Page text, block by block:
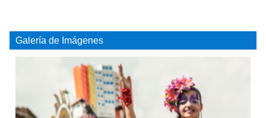
Galería de Imágenes